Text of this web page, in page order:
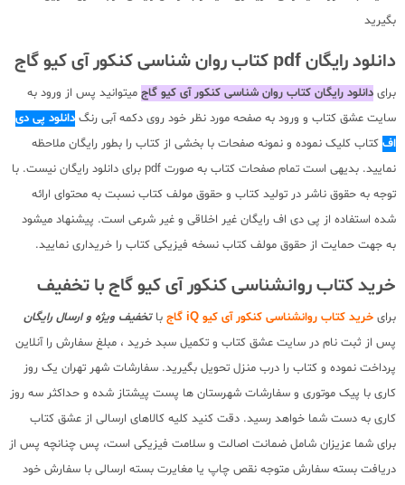
بگیرید
دانلود رایگان pdf کتاب روان شناسی کنکور آی کیو گاج
برای دانلود رایگان کتاب روان شناسی کنکور آی کیو گاج میتوانید پس از ورود به
سایت عشق کتاب و ورود به صفحه مورد نظر خود روی دکمه آبی رنگ دانلود پی دی
اف کتاب کلیک نموده و نمونه صفحات با بخشی از کتاب را بطور رایگان ملاحظه
نمایید. بدیهی است تمام صفحات کتاب به صورت pdf برای دانلود رایگان نیست. با
توجه به حقوق ناشر در تولید کتاب و حقوق مولف کتاب نسبت به محتوای ارائه
شده استفاده از پی دی اف رایگان غیر اخلاقی و غیر شرعی است. پیشنهاد میشود
به جهت حمایت از حقوق مولف کتاب نسخه فیزیکی کتاب را خریداری نمایید.
خرید کتاب روانشناسی کنکور آی کیو گاج با تخفیف
برای خرید کتاب روانشناسی کنکور آی کیو iQ گاج باتخفیف ویژه و ارسال رایگان
پس از ثبت نام در سایت عشق کتاب و تکمیل سبد خرید ، مبلغ سفارش را آنلاین
پرداخت نموده و کتاب را درب منزل تحویل بگیرید. سفارشات شهر تهران یک روز
کاری با پیک موتوری و سفارشات شهرستان ها پست پیشتاز شده و حداکثر سه روز
کاری به دست شما خواهد رسید. دقت کنید کلیه کالاهای ارسالی از عشق کتاب
برای شما عزیزان شامل ضمانت اصالت و سلامت فیزیکی است، پس چنانچه پس از
دریافت بسته سفارش متوجه نقص چاپ یا مغایرت بسته ارسالی با سفارش خود